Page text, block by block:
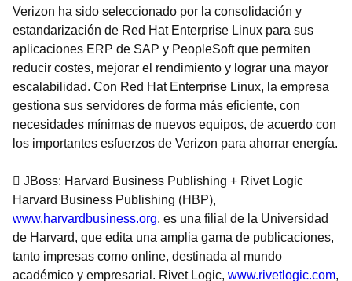
Verizon ha sido seleccionado por la consolidación y
estandarización de Red Hat Enterprise Linux para sus
aplicaciones ERP de SAP y PeopleSoft que permiten
reducir costes, mejorar el rendimiento y lograr una mayor
escalabilidad. Con Red Hat Enterprise Linux, la empresa
gestiona sus servidores de forma más eficiente, con
necesidades mínimas de nuevos equipos, de acuerdo con
los importantes esfuerzos de Verizon para ahorrar energía.
 JBoss: Harvard Business Publishing + Rivet Logic
Harvard Business Publishing (HBP),
www.harvardbusiness.org, es una filial de la Universidad
de Harvard, que edita una amplia gama de publicaciones,
tanto impresas como online, destinada al mundo
académico y empresarial. Rivet Logic, www.rivetlogic.com,